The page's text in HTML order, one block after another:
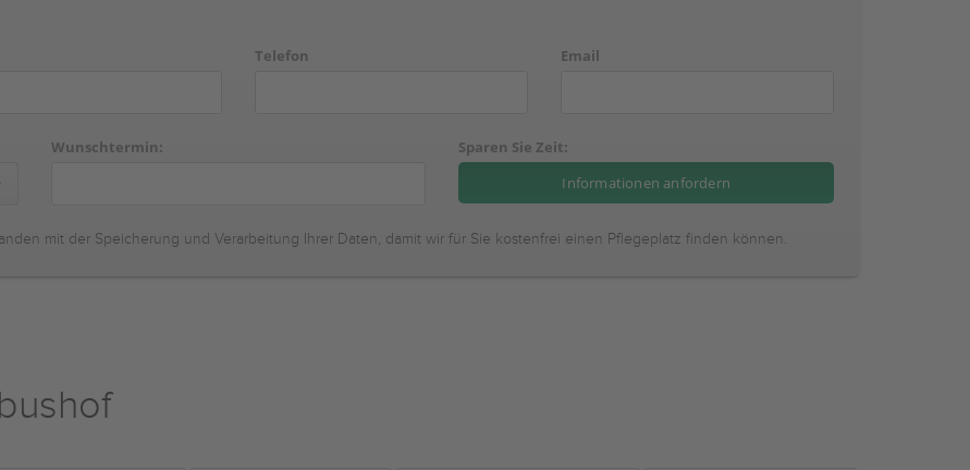
Telefon Email
Wunschtermin: Sparen Sie Zeit:
mit der Speicherung und Verarbeitung Ihrer Daten, damit wir für Sie kostenfrei einen Pflegeplatz finden können.